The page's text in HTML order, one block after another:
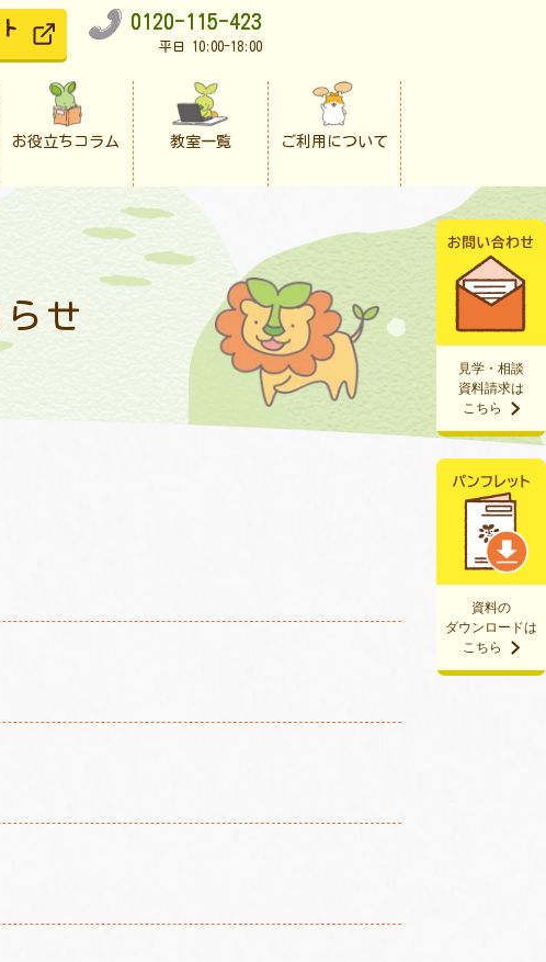
0120-115-423
平日 10:00-18:00
お役立ちコラム 教室一覧 ご利用について
資料の
ダウンロードは
こちら
見学・相談
資料請求は
こちら
せ